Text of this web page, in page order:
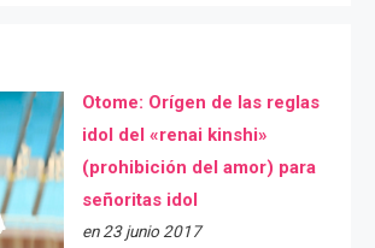
Otome: Orígen de las reglas
idol del «renai kinshi»
(prohibición del amor) para
señoritas idol
en 23 junio 2017